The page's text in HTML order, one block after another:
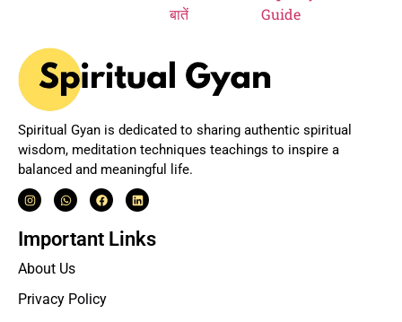
Spiritual Gyan is dedicated to sharing authentic spiritual
wisdom, meditation techniques teachings to inspire a
balanced and meaningful life.
Important Links
About Us
Privacy Policy